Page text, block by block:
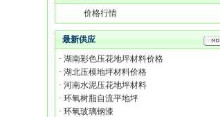
价格行情
最新供应
· 湖南彩色压花地坪材料价格
· 湖北压模地坪材料价格
· 河南水泥压花地坪材料
· 环氧树脂自流平地坪
· 环氧玻璃钢漆